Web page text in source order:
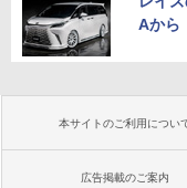
Aから
本サイトのご利用につい
広告掲載のご案内